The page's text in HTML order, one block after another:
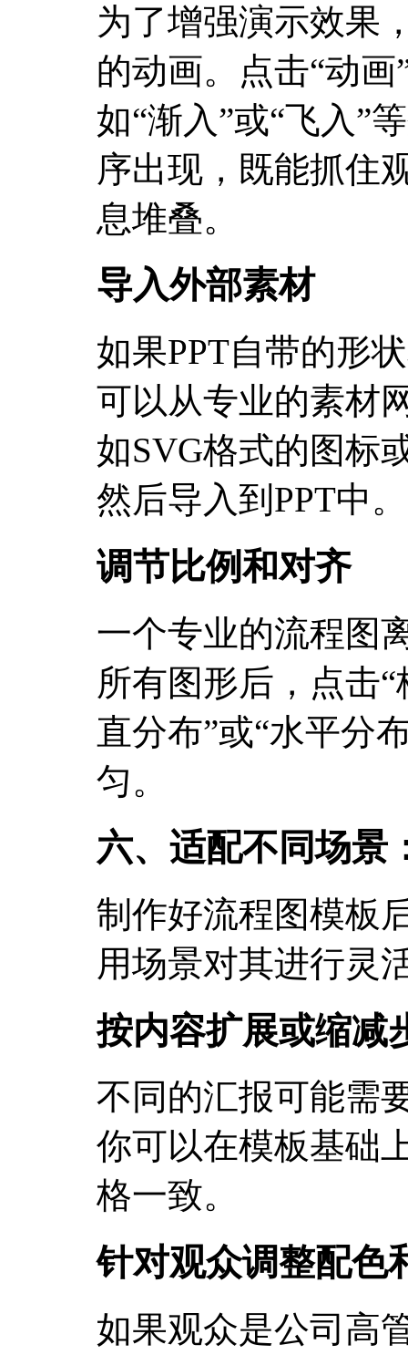
为了增强演示效果
的动画。点击“动画
如“渐入”或“飞入”
序出现，既能抓住
息堆叠。
导入外部素材
如果PPT自带的形
可以从专业的素材
如SVG格式的图标
然后导入到PPT中。
调节比例和对齐
一个专业的流程图
所有图形后，点击“
直分布”或“水平分
匀。
六、适配不同场景
制作好流程图模板
用场景对其进行灵
按内容扩展或缩减
不同的汇报可能需
你可以在模板基础
格一致。
针对观众调整配色
如果观众是公司高